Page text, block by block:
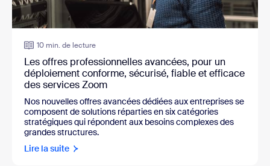
10 min. de lecture
Les offres professionnelles avancées, pour un
déploiement conforme, sécurisé, fiable et efficace
des services Zoom
Nos nouvelles offres avancées dédiées aux entreprises se
composent de solutions réparties en six catégories
stratégiques qui répondent aux besoins complexes des
grandes structures.
Lire la suite